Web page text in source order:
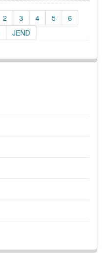
2 3 4 5
6
JEND